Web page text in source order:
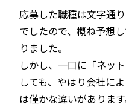
応募した職種は文字通
でしたので、概ね予想
りました。
しかし、一口に「ネッ
しても、やはり会社に
は僅かな違いがありま